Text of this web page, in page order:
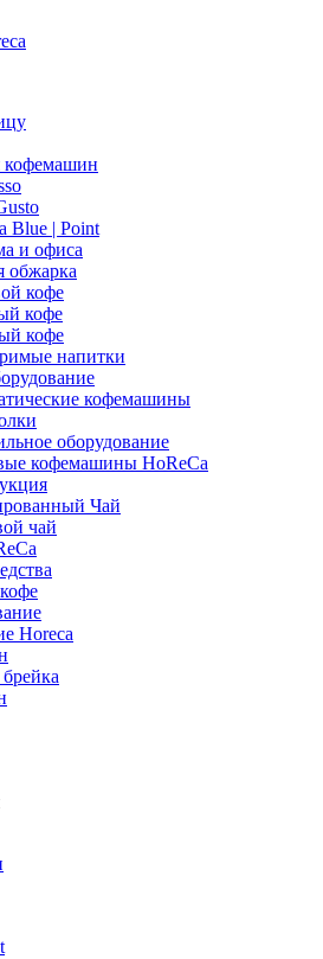
кофемашин
Blue | Point
и офиса
обжарка
кофе
кофе
кофе
напитки
кофемашины
оборудование
кофемашины HoReCa
Чай
чай
Horeca